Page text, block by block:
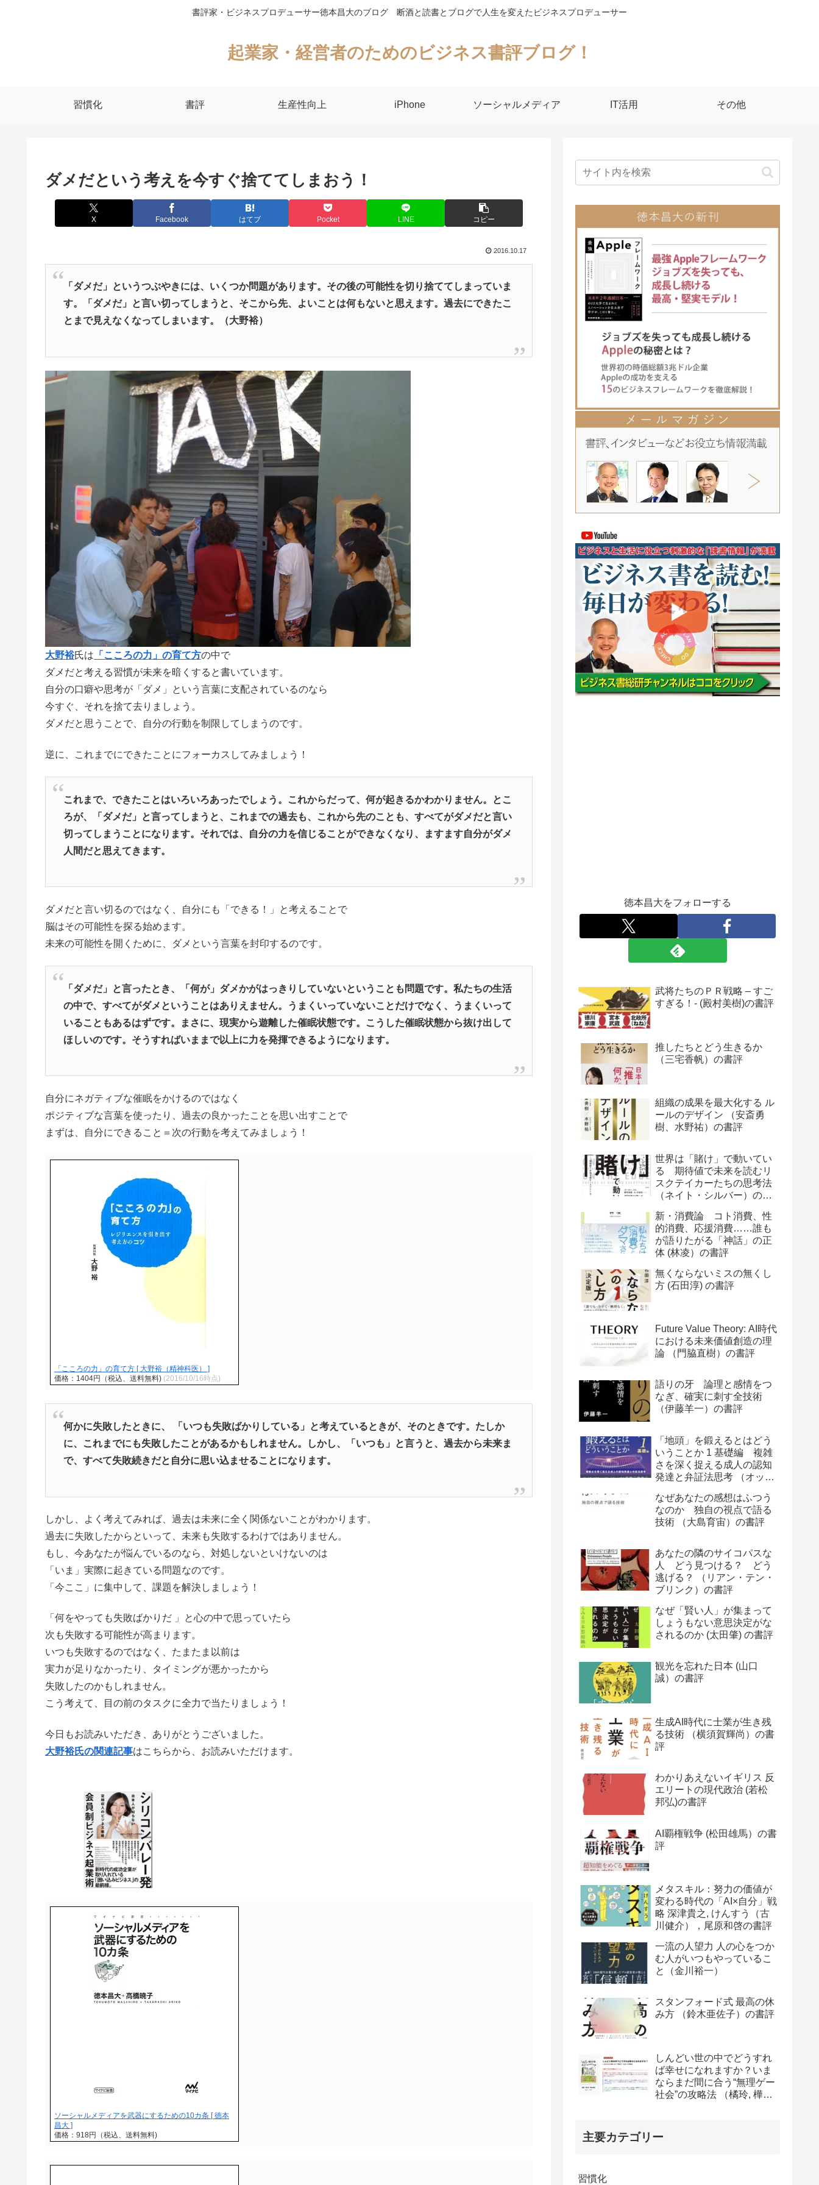
書評家・ビジネスプロデューサー徳本昌大のブログ 断酒と読書とブログで人生を変えたビジネスプロデューサー
起業家・経営者のためのビジネス書評ブログ！
習慣化 書評 生産性向上 iPhone ソーシャルメディア IT活用 その他
ダメだという考えを今すぐ捨ててしまおう！
X Facebook はてブ Pocket LINE コピー
2016.10.17
「ダメだ」というつぶやきには、いくつか問題があります。その後の可能性を切り捨ててしまっていま
す。「ダメだ」と言い切ってしまうと、そこから先、よいことは何もないと思えます。過去にできたこ
とまで見えなくなってしまいます。（大野裕）
大野裕氏は 「こころの力」の育て方の中で
ダメだと考える習慣が未来を暗くすると書いています。
自分の口癖や思考が「ダメ」という言葉に支配されているのなら
今すぐ、それを捨て去りましょう。
ダメだと思うことで、自分の行動を制限してしまうのです。
逆に、これまでにできたことにフォーカスしてみましょう！
これまで、できたことはいろいろあったでしょう。これからだって、何が起きるかわかりません。とこ
ろが、「ダメだ」と言ってしまうと、これまでの過去も、これから先のことも、すべてがダメだと言い
切ってしまうことになります。それでは、自分の力を信じることができなくなり、ますます自分がダメ
人間だと思えてきます。
ダメだと言い切るのではなく、自分にも「できる！」と考えることで
脳はその可能性を探る始めます。
未来の可能性を開くために、ダメという言葉を封印するのです。
「ダメだ」と言ったとき、「何が」ダメかがはっきりしていないということも問題です。私たちの生活
の中で、すべてがダメということはありえません。うまくいっていないことだけでなく、うまくいって
いることもあるはずです。まさに、現実から遊離した催眠状態です。こうした催眠状態から抜け出して
ほしいのです。そうすればいままで以上に力を発揮できるようになります。
自分にネガティブな催眠をかけるのではなく
ポジティブな言葉を使ったり、過去の良かったことを思い出すことで
まずは、自分にできること＝次の行動を考えてみましょう！
「こころの力」の育て方 [ 大野裕（精神科医） ]
価格：1404円（税込、送料無料) (2016/10/16時点)
何かに失敗したときに、 「いつも失敗ばかりしている」と考えているときが、そのときです。たしか
に、これまでにも失敗したことがあるかもしれません。しかし、「いつも」と言うと、過去から未来ま
で、すべて失敗続きだと自分に思い込ませることになります。
しかし、よく考えてみれば、過去は未来に全く関係ないことがわかります。
過去に失敗したからといって、未来も失敗するわけではありません。
もし、今あなたが悩んでいるのなら、対処しないといけないのは
「いま」実際に起きている問題なのです。
「今ここ」に集中して、課題を解決しましょう！
「何をやっても失敗ばかりだ 」と心の中で思っていたら
次も失敗する可能性が高まります。
いつも失敗するのではなく、たまたま以前は
実力が足りなかったり、タイミングが悪かったから
失敗したのかもしれません。
こう考えて、目の前のタスクに全力で当たりましょう！
今日もお読みいただき、ありがとうございました。
大野裕氏の関連記事はこちらから、お読みいただけます。
ソーシャルメディアを武器にするための10カ条 [ 徳本
昌大 ]
価格：918円（税込、送料無料)
徳本昌大をフォローする
武将たちのＰＲ戦略 – すご
すぎる！- (殿村美樹)の書評
推したちとどう生きるか
（三宅香帆）の書評
組織の成果を最大化する ル
ールのデザイン （安斎勇
樹、水野祐）の書評
世界は「賭け」で動いてい
る 期待値で未来を読むリ
スクテイカーたちの思考法
（ネイト・シルバー）の書
新・消費論 コト消費、性
的消費、応援消費……誰も
が語りたがる「神話」の正
体 (林凌）の書評
無くならないミスの無くし
方 (石田淳) の書評
Future Value Theory: AI時代
における未来価値創造の理
論 （門脇直樹）の書評
語りの牙 論理と感情をつ
なぎ、確実に刺す全技術
（伊藤羊一）の書評
「地頭」を鍛えるとはどう
いうことか 1 基礎編 複雑
さを深く捉える成人の認知
発達と弁証法思考 （オット
なぜあなたの感想はふつう
なのか 独自の視点で語る
技術 （大島育宙）の書評
あなたの隣のサイコパスな
人 どう見つける？ どう
逃げる？ （リアン・テン・
ブリンク）の書評
なぜ「賢い人」が集まって
しょうもない意思決定がな
されるのか (太田肇) の書評
観光を忘れた日本 (山口
誠）の書評
生成AI時代に士業が生き残
る技術 （横須賀輝尚）の書
評
わかりあえないイギリス 反
エリートの現代政治 (若松
邦弘)の書評
AI覇権戦争 (松田雄馬）の書
評
メタスキル：努力の価値が
変わる時代の「AI×自分」戦
略 深津貴之, けんすう（古
川健介），尾原和啓の書評
一流の人望力 人の心をつか
む人がいつもやっているこ
と（金川裕一）
スタンフォード式 最高の休
み方 （鈴木亜佐子）の書評
しんどい世の中でどうすれ
ば幸せになれますか？いま
ならまだ間に合う“無理ゲー
社会”の攻略法 （橘玲, 樺山
主要カテゴリー
習慣化